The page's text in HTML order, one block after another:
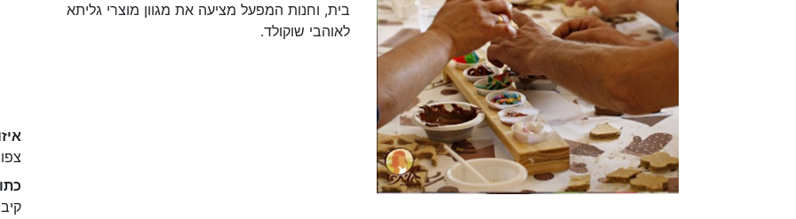
בית, וחנות המפעל מציעה את מגוון מוצרי גליתא
לאוהבי שוקולד.